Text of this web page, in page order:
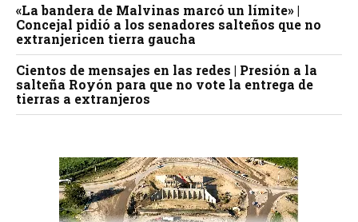
«La bandera de Malvinas marcó un límite» |
Concejal pidió a los senadores salteños que no
extranjericen tierra gaucha
Cientos de mensajes en las redes | Presión a la
salteña Royón para que no vote la entrega de
tierras a extranjeros